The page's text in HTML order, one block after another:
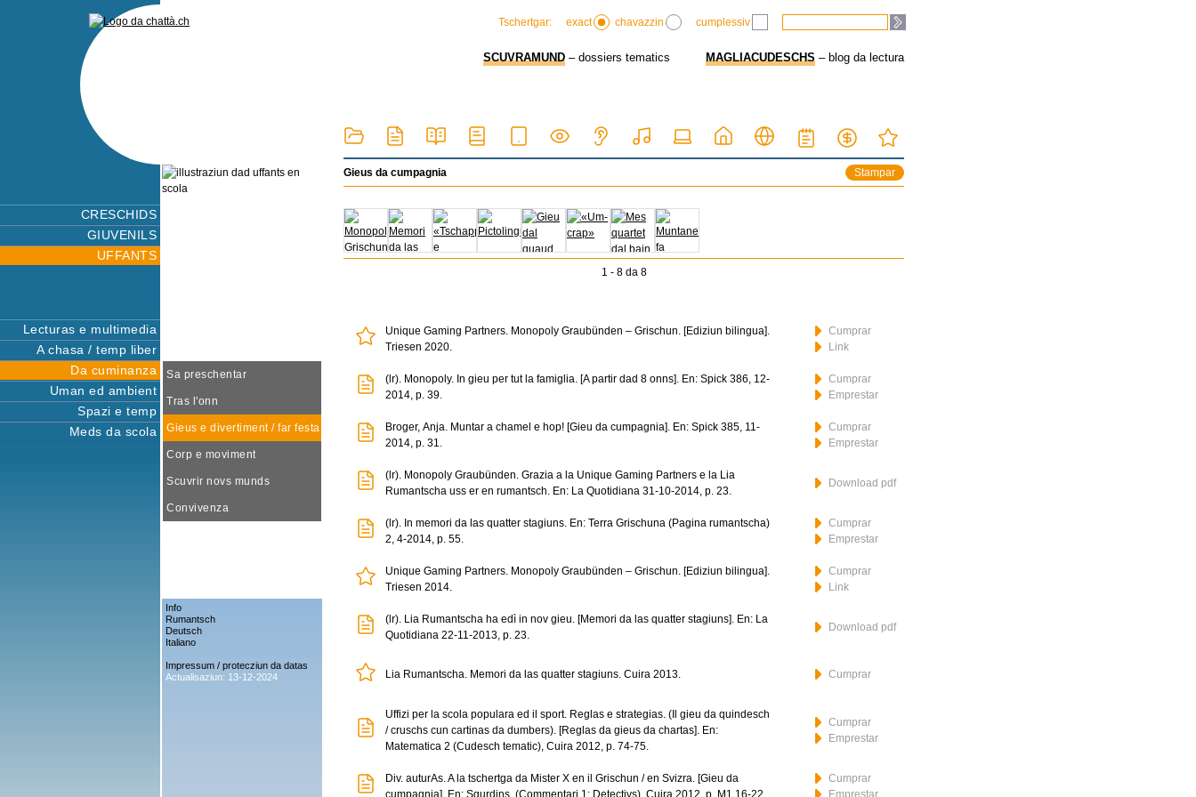
CRESCHIDS
GIUVENILS
UFFANTS
Lecturas e multimedia
A chasa / temp liber
Da cuminanza
Sa preschentar
Tras l'onn
Gieus e divertiment / far festa
Corp e moviment
Scuvrir novs munds
Convivenza
Uman ed ambient
Spazi e temp
Meds da scola
Info
Rumantsch
Deutsch
Italiano
Impressum / protecziun da datas
Actualisaziun: 13-12-2024
Tschertgar: exact chavazzin cumplessiv
SCUVRAMUND – dossiers tematics MAGLIACUDESCHS – blog da lectura
Gieus da cumpagnia Stampar
1 - 8 da 8
Unique Gaming Partners. Monopoly Graubünden – Grischun. [Ediziun bilingua].
Triesen 2020.
Cumprar
Link
(lr). Monopoly. In gieu per tut la famiglia. [A partir dad 8 onns]. En: Spick 386, 12-
2014, p. 39.
Cumprar
Emprestar
Broger, Anja. Muntar a chamel e hop! [Gieu da cumpagnia]. En: Spick 385, 11-
2014, p. 31.
Cumprar
Emprestar
(lr). Monopoly Graubünden. Grazia a la Unique Gaming Partners e la Lia
Rumantscha uss er en rumantsch. En: La Quotidiana 31-10-2014, p. 23.
Download pdf
(lr). In memori da las quatter stagiuns. En: Terra Grischuna (Pagina rumantscha)
2, 4-2014, p. 55.
Cumprar
Emprestar
Unique Gaming Partners. Monopoly Graubünden – Grischun. [Ediziun bilingua].
Triesen 2014.
Cumprar
Link
(lr). Lia Rumantscha ha edì in nov gieu. [Memori da las quatter stagiuns]. En: La
Quotidiana 22-11-2013, p. 23.
Download pdf
Lia Rumantscha. Memori da las quatter stagiuns. Cuira 2013. Cumprar
Uffizi per la scola populara ed il sport. Reglas e strategias. (Il gieu da quindesch
/ cruschs cun cartinas da dumbers). [Reglas da gieus da chartas]. En:
Matematica 2 (Cudesch tematic), Cuira 2012, p. 74-75.
Cumprar
Emprestar
Div. auturAs. A la tschertga da Mister X en il Grischun / en Svizra. [Gieu da
cumpagnia]. En: Sgurdins. (Commentari 1: Detectivs). Cuira 2012, p. M1.16-22.
Cumprar
Emprestar